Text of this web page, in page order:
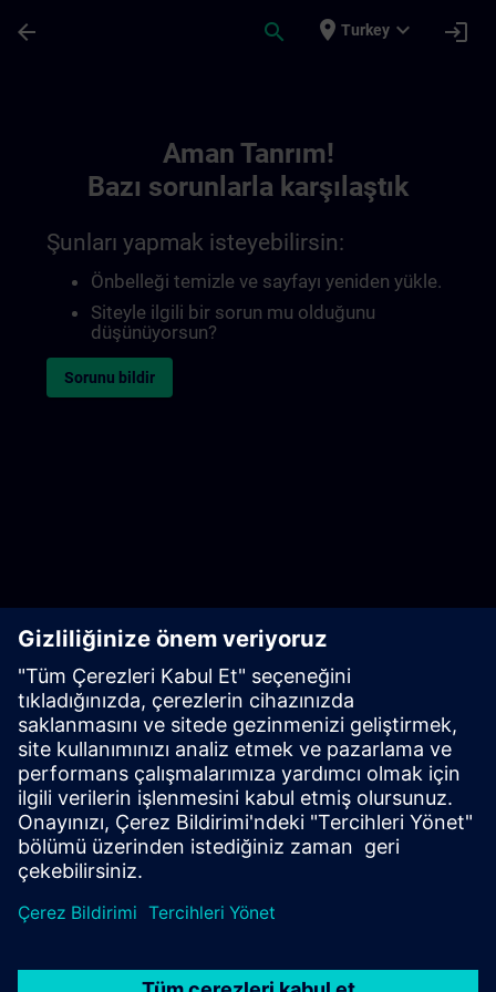
arrow_back search place Turkey expand_more login
Aman Tanrım!
Bazı sorunlarla karşılaştık
Şunları yapmak isteyebilirsin:
Önbelleği temizle ve sayfayı yeniden yükle.
Siteyle ilgili bir sorun mu olduğunu
düşünüyorsun?
Sorunu bildir